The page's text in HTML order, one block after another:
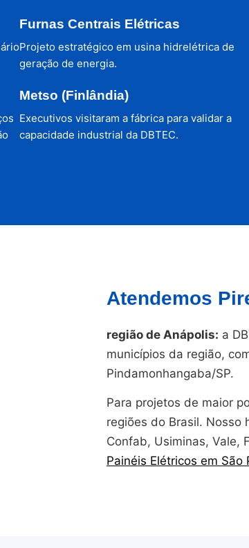
Furnas Centrais Elétricas
Projeto estratégico em usina hidrelétrica de
geração de energia.
Metso (Finlândia)
Executivos visitaram a fábrica para validar a
capacidade industrial da DBTEC.
Atendemos
região de Anápolis: a
municípios da região,
Pindamonhangaba/SP.
Para projetos de maior
regiões do Brasil. Nosso
Confab, Usiminas, Vale,
Painéis Elétricos em São